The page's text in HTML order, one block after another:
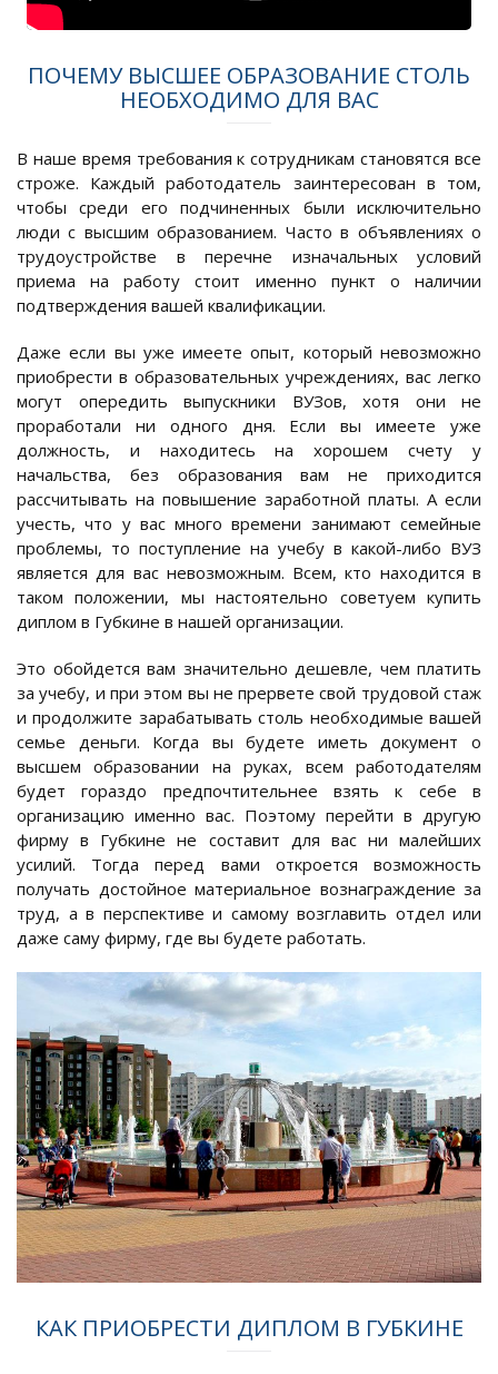
ПОЧЕМУ ВЫСШЕЕ ОБРАЗОВАНИЕ СТОЛЬ
НЕОБХОДИМО ДЛЯ ВАС
В наше время требования к сотрудникам становятся все
строже. Каждый работодатель заинтересован в том,
чтобы среди его подчиненных были исключительно
люди с высшим образованием. Часто в объявлениях о
трудоустройстве в перечне изначальных условий
приема на работу стоит именно пункт о наличии
подтверждения вашей квалификации.
Даже если вы уже имеете опыт, который невозможно
приобрести в образовательных учреждениях, вас легко
могут опередить выпускники ВУЗов, хотя они не
проработали ни одного дня. Если вы имеете уже
должность, и находитесь на хорошем счету у
начальства, без образования вам не приходится
рассчитывать на повышение заработной платы. А если
учесть, что у вас много времени занимают семейные
проблемы, то поступление на учебу в какой-либо ВУЗ
является для вас невозможным. Всем, кто находится в
таком положении, мы настоятельно советуем купить
диплом в Губкине в нашей организации.
Это обойдется вам значительно дешевле, чем платить
за учебу, и при этом вы не прервете свой трудовой стаж
и продолжите зарабатывать столь необходимые вашей
семье деньги. Когда вы будете иметь документ о
высшем образовании на руках, всем работодателям
будет гораздо предпочтительнее взять к себе в
организацию именно вас. Поэтому перейти в другую
фирму в Губкине не составит для вас ни малейших
усилий. Тогда перед вами откроется возможность
получать достойное материальное вознаграждение за
труд, а в перспективе и самому возглавить отдел или
даже саму фирму, где вы будете работать.
КАК ПРИОБРЕСТИ ДИПЛОМ В ГУБКИНЕ